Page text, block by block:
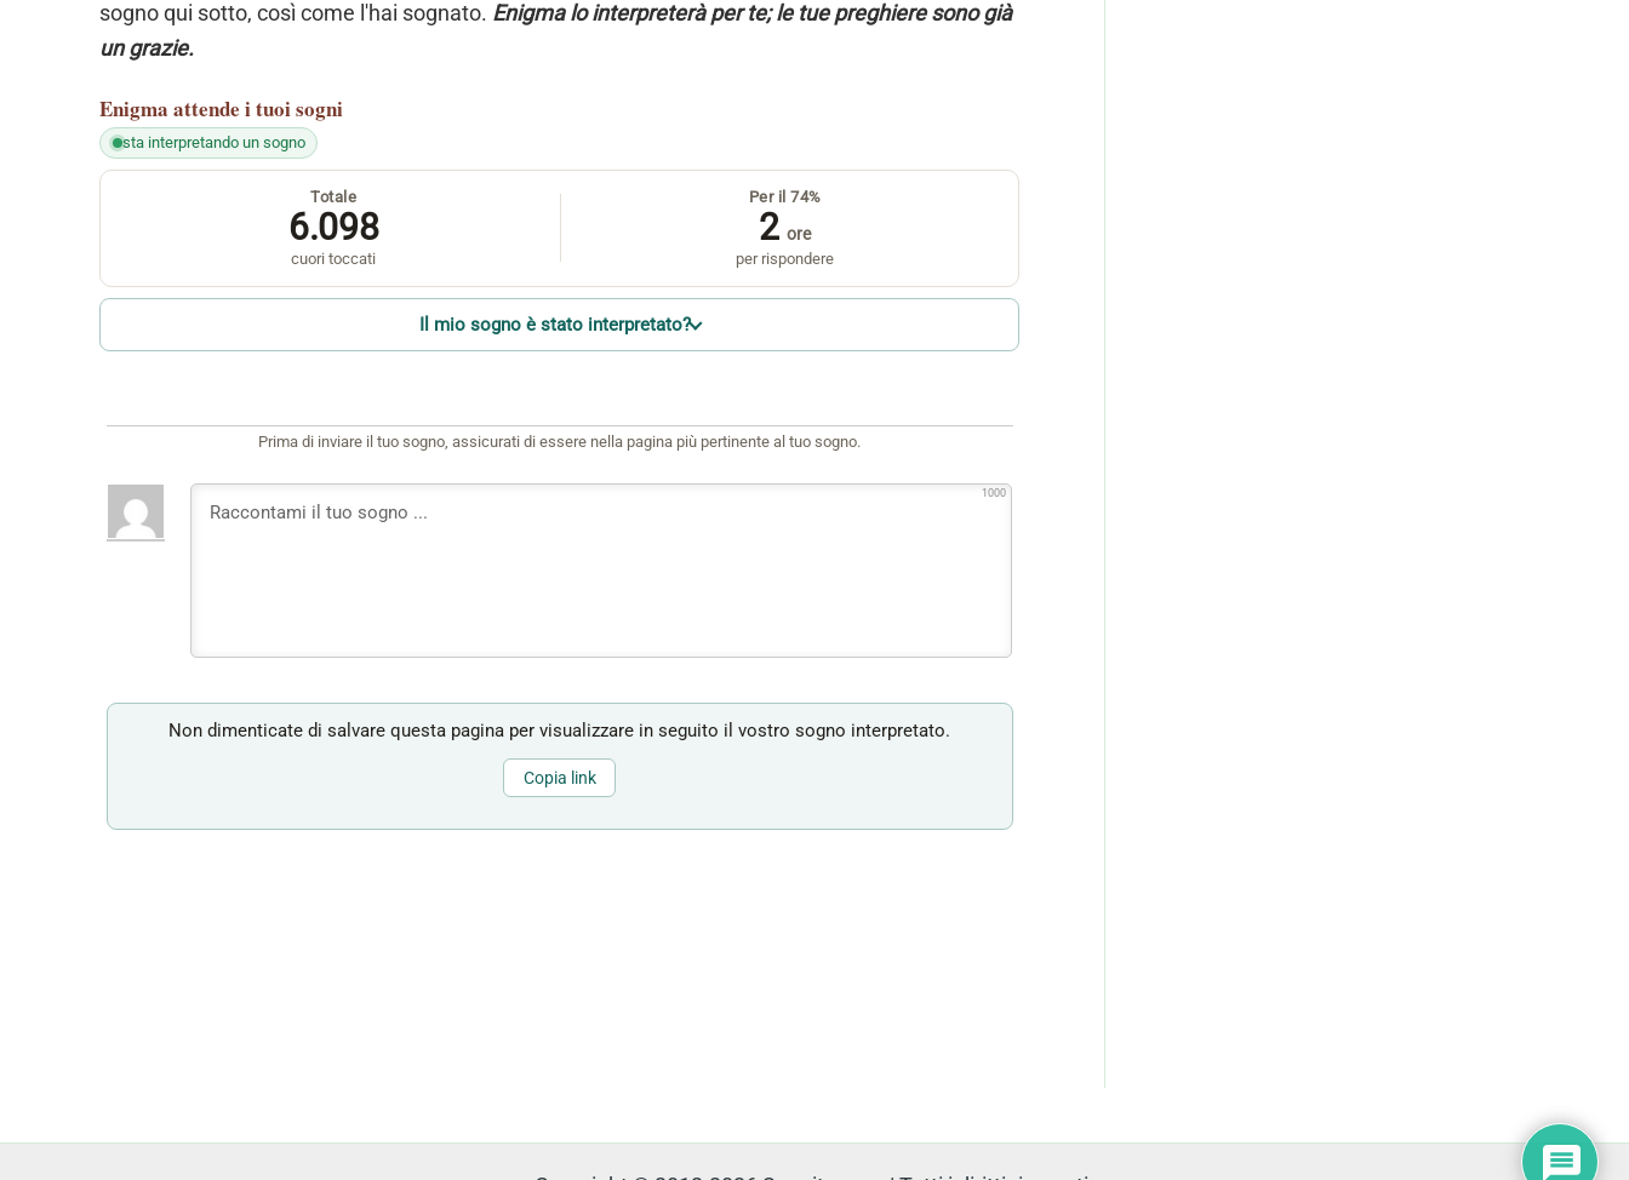
sogno qui sotto, così come l'hai sognato. Enigma lo interpreterà per te; le tue preghiere sono già
un grazie.
Enigma attende i tuoi sogni
sta interpretando un sogno
Totale
6.098
cuori toccati
Per il 74%
2 ore
per rispondere
Il mio sogno è stato interpretato?
Prima di inviare il tuo sogno, assicurati di essere nella pagina più pertinente al tuo sogno.
1000
Non dimenticate di salvare questa pagina per visualizzare in seguito il vostro sogno interpretato.
Copia link